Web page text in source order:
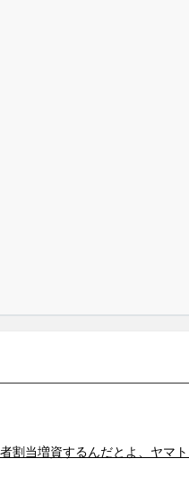
割当増資するんだとよ、ヤマト